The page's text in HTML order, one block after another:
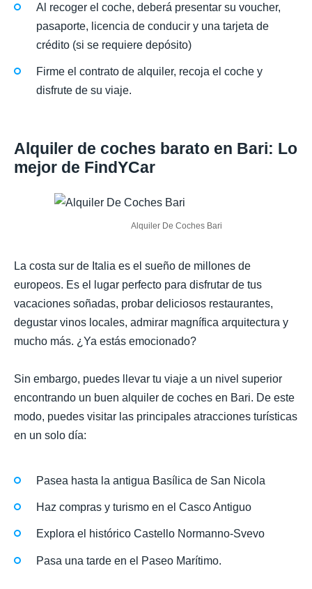
Al recoger el coche, deberá presentar su voucher,
pasaporte, licencia de conducir y una tarjeta de
crédito (si se requiere depósito)
Firme el contrato de alquiler, recoja el coche y
disfrute de su viaje.
Alquiler de coches barato en Bari: Lo
mejor de FindYCar
Alquiler De Coches Bari
La costa sur de Italia es el sueño de millones de
europeos. Es el lugar perfecto para disfrutar de tus
vacaciones soñadas, probar deliciosos restaurantes,
degustar vinos locales, admirar magnífica arquitectura y
mucho más. ¿Ya estás emocionado?
Sin embargo, puedes llevar tu viaje a un nivel superior
encontrando un buen alquiler de coches en Bari. De este
modo, puedes visitar las principales atracciones turísticas
en un solo día:
Pasea hasta la antigua Basílica de San Nicola
Haz compras y turismo en el Casco Antiguo
Explora el histórico Castello Normanno-Svevo
Pasa una tarde en el Paseo Marítimo.